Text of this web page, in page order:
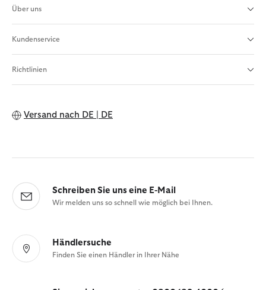
Über uns
Kundenservice
Richtlinien
Versand nach DE | DE
Schreiben Sie uns eine E-Mail
Wir melden uns so schnell wie möglich bei Ihnen.
Händlersuche
Finden Sie einen Händler in Ihrer Nähe